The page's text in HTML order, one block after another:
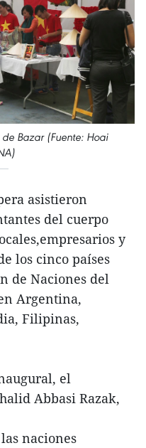
Bazar (Fuente: Hoai
asistieron
del cuerpo
y
los cinco países
de Naciones del
Argentina,
Filipinas,
el
Abbasi Razak,
naciones